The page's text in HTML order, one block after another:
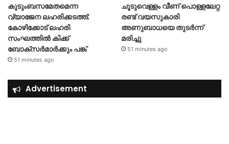
കുടുംബസമേതമെന്ന
വ്യാജേന ലഹരിക്കടത്ത്;
കോഴിക്കോട് ലഹരി
സംഘത്തിൽ കിക്ക്
ബോക്സർമാർക്കും പങ്ക്
51 minutes ago
ചൂടുവെള്ളം വീണ് പൊള്ളലേറ്റ
രണ്ട് വയസുകാരി
അണുബാധയെ തുടർന്ന്
മരിച്ചു
51 minutes ago
Advertisement